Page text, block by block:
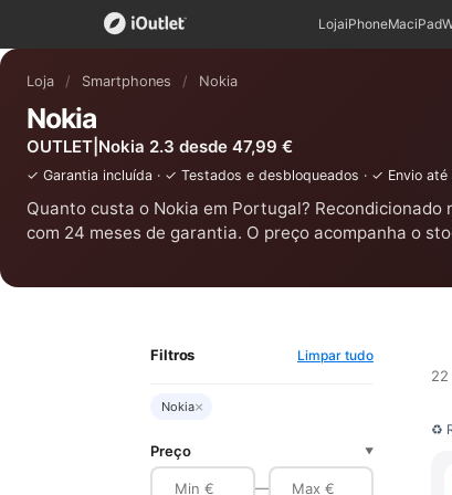
LojaiPhoneMaciPad
Loja / Smartphones / Nokia
Nokia
OUTLET|Nokia 2.3 desde 47,99 €
✓ Garantia incluída · ✓ Testados e desbloqueados · ✓ Envio
Quanto custa o Nokia em Portugal? Recondicionado
com 24 meses de garantia. O preço acompanha o
Filtros Limpar tudo
Nokia×
Preço ▼
—
♻